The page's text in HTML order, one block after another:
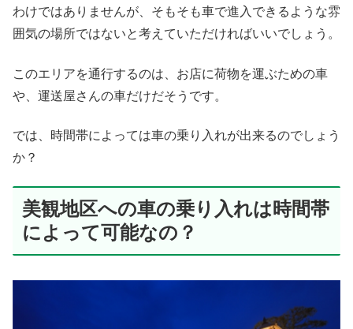
わけではありませんが、そもそも車で進入できるような雰
囲気の場所ではないと考えていただければいいでしょう。
このエリアを通行するのは、お店に荷物を運ぶための車
や、運送屋さんの車だけだそうです。
では、時間帯によっては車の乗り入れが出来るのでしょう
か？
美観地区への車の乗り入れは時間帯
によって可能なの？